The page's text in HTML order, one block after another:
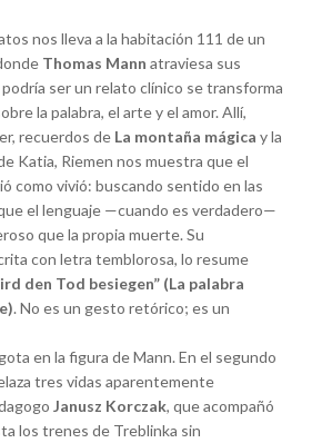
nos lleva a la habitación 111 de un
Thomas Mann atraviesa sus
ser un relato clínico se transforma
la palabra, el arte y el amor. Allí,
recuerdos de La montaña mágica y la
Katia, Riemen nos muestra que el
como vivió: buscando sentido en las
el lenguaje —cuando es verdadero—
que la propia muerte. Su
con letra temblorosa, lo resume
den Tod besiegen” (La palabra
. No es un gesto retórico; es un
en la figura de Mann. En el segundo
tres vidas aparentemente
Janusz Korczak, que acompañó
los trenes de Treblinka sin